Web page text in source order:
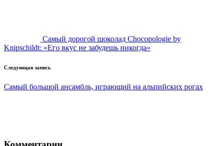
Самый дорогой шоколад Chocopologie by
Knipschildt: «Его вкус не забудешь никогда»
Следующая запись
Самый большой ансамбль, играющий на альпийских рогах